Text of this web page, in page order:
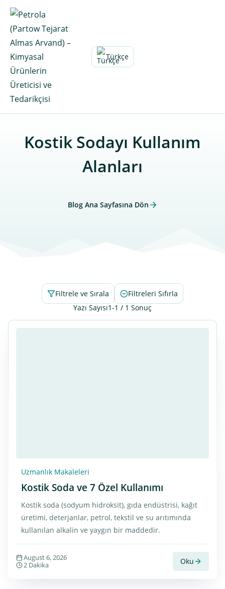
Skip
content
Türkçe
Kostik Sodayı Kullanım
Alanları
Blog Ana Sayfasına Dön
Filtrele ve Sırala
Filtreleri Sıfırla
Yazı Sayısı1-1 / 1 Sonuç
Uzmanlık Makaleleri
Kostik Soda ve 7 Özel Kullanımı
Kostik soda (sodyum hidroksit), gıda endüstrisi, kağıt
üretimi, deterjanlar, petrol, tekstil ve su arıtımında
kullanılan alkalin ve yaygın bir maddedir.
August 6, 2026
2 Dakika
Oku